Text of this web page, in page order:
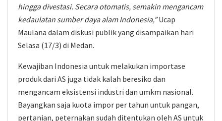
hingga divestasi. Secara otomatis, semakin mengancam
kedaulatan sumber daya alam Indonesia,”Ucap
Maulana dalam diskusi publik yang disampaikan hari
Selasa (17/3) di Medan.
Kewajiban Indonesia untuk melakukan importase
produk dari AS juga tidak kalah beresiko dan
mengancam eksistensi industri dan umkm nasional.
Bayangkan saja kuota impor per tahun untuk pangan,
pertanian, peternakan sudah ditentukan oleh AS untuk